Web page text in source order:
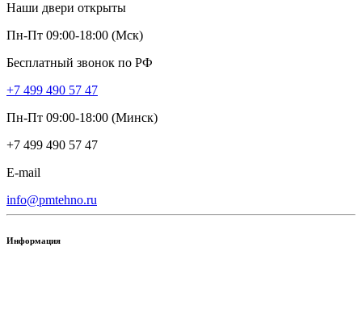
Наши двери открыты
Пн-Пт 09:00-18:00 (Мск)
Бесплатный звонок по РФ
+7 499 490 57 47
Пн-Пт 09:00-18:00 (Минск)
+7 499 490 57 47
E-mail
info@pmtehno.ru
Информация